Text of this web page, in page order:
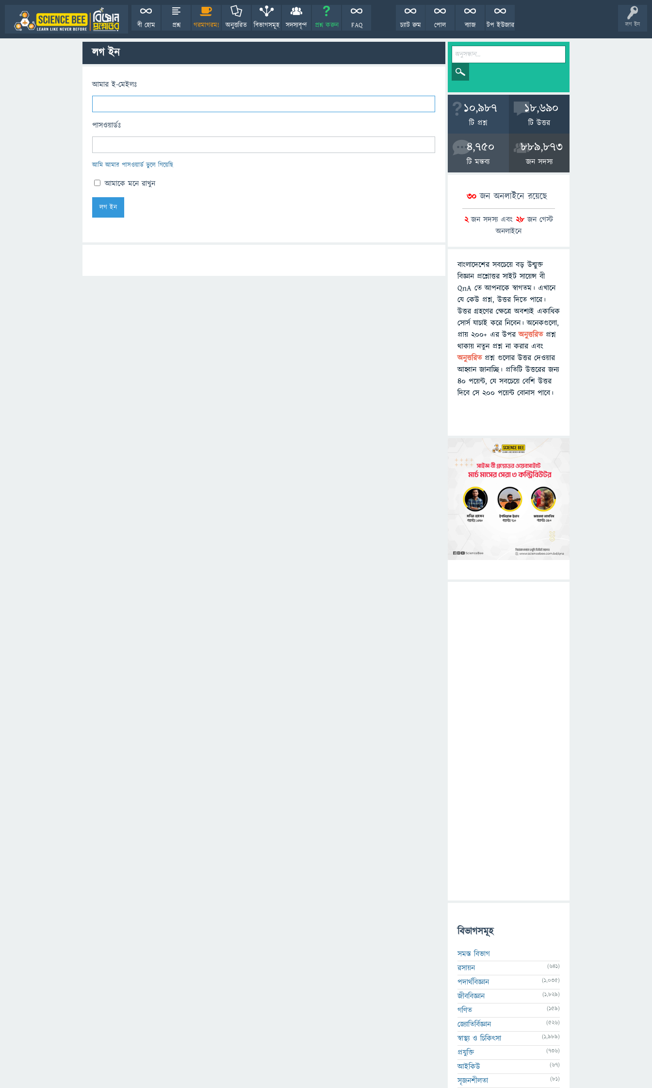
লগ ইন
বী হোম প্রশ্ন গরমাগরম! অনুত্তরিত বিভাগসমূহ সদস্যবৃন্দ প্রশ্ন করুন FAQ টপ ইউজার
ব্যাজ
পোল
চ্যাট রুম
লগ ইন
আমার ই-মেইলঃ
পাসওয়ার্ডঃ
আমি আমার পাসওয়ার্ড ভুলে গিয়েছি
আমাকে মনে রাখুন
10,987
টি প্রশ্ন
18,690
টি উত্তর
4,750
টি মন্তব্য
889,873
জন সদস্য
30জন অনলাইনে রয়েছে
2জন সদস্য এবং 28 জন গেস্ট
অনলাইনে
বাংলাদেশের সবচেয়ে বড় উন্মুক্ত
বিজ্ঞান প্রশ্নোত্তর সাইট সায়েন্স বী
QnA তে আপনাকে স্বাগতম। এখানে
যে কেউ প্রশ্ন, উত্তর দিতে পারে।
উত্তর গ্রহণের ক্ষেত্রে অবশ্যই একাধিক
সোর্স যাচাই করে নিবেন। অনেকগুলো,
প্রায় ২০০+ এর উপরঅনুত্তরিতপ্রশ্ন
থাকায় নতুন প্রশ্ন না করার এবং
অনুত্তরিত প্রশ্ন গুলোর উত্তর দেওয়ার
আহ্বান জানাচ্ছি। প্রতিটি উত্তরের জন্য
৪০ পয়েন্ট, যে সবচেয়ে বেশি উত্তর
দিবে সে ২০০ পয়েন্ট বোনাস পাবে।
বিভাগসমূহ
সমস্ত বিভাগ
রসায়ন
(641)
পদার্থবিজ্ঞান (1,035)
জীববিজ্ঞান (1,829)
গণিত (159)
জ্যোতির্বিজ্ঞান (526)
স্বাস্থ্য ও চিকিৎসা (1,989)
প্রযুক্তি (736)
আইকিউ (67)
সৃজনশীলতা (81)